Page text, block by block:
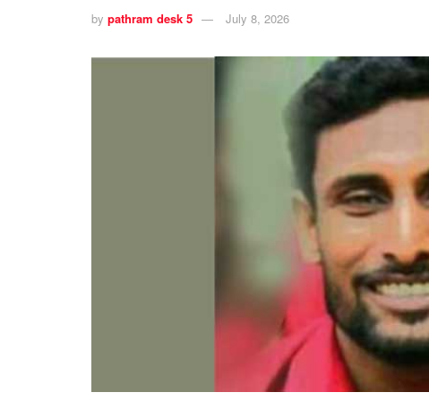
by pathram desk 5 July 8, 2026